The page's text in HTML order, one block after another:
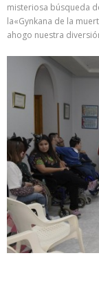
misteriosa búsqueda
la«Gynkana de la
ahogo nuestra